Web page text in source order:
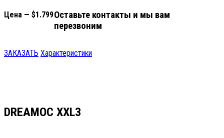
Оставьте контакты и мы вам
перезвоним
Цена — $1.799
ЗАКАЗАТЬ Характеристики
DREAMOC XXL3